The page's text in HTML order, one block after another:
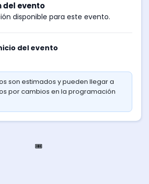
del evento
disponible para este evento.
del evento
son estimados y pueden llegar a
por cambios en la programación
🎟️